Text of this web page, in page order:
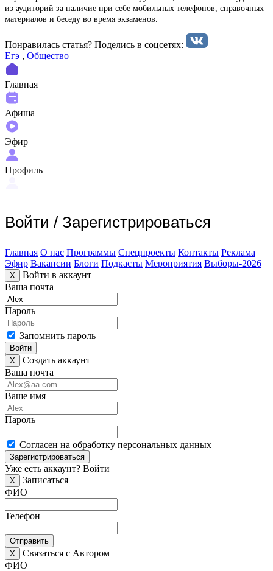
из аудиторий за наличие при себе мобильных телефонов, справочных
материалов и беседу во время экзаменов.
Понравилась статья? Поделиcь в соцсетях:
Егэ , Общество
Главная
Афиша
Эфир
Профиль
Войти / Зарегистрироваться
Главная О нас Программы Спецпроекты Контакты Реклама
Эфир Вакансии Блоги Подкасты Мероприятия Выборы-2026
X
Войти в аккаунт
Ваша почта
Пароль
Запомнить пароль
Войти
X
Создать аккаунт
Ваша почта
Ваше имя
Пароль
Согласен на обработку персональных данных
Зарегистрироваться
Уже есть аккаунт? Войти
X
Записаться
ФИО
Телефон
Отправить
X
Связаться с Автором
ФИО